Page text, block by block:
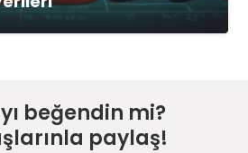
beğendin mi?
paylaş!